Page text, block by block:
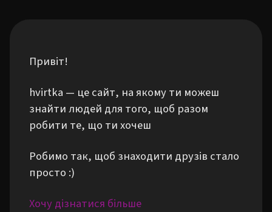
Привіт!
hvirtka — це сайт, на якому ти можеш
знайти людей для того, щоб разом
робити те, що ти хочеш
Робимо так, щоб знаходити друзів стало
просто :)
Хочу дізнатися більше